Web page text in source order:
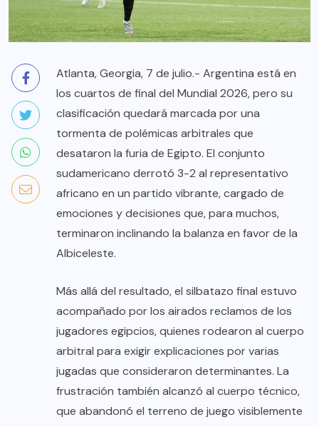
Atlanta, Georgia, 7 de julio.- Argentina está en
los cuartos de final del Mundial 2026, pero su
clasificación quedará marcada por una
tormenta de polémicas arbitrales que
desataron la furia de Egipto. El conjunto
sudamericano derrotó 3-2 al representativo
africano en un partido vibrante, cargado de
emociones y decisiones que, para muchos,
terminaron inclinando la balanza en favor de la
Albiceleste.
Más allá del resultado, el silbatazo final estuvo
acompañado por los airados reclamos de los
jugadores egipcios, quienes rodearon al cuerpo
arbitral para exigir explicaciones por varias
jugadas que consideraron determinantes. La
frustración también alcanzó al cuerpo técnico,
que abandonó el terreno de juego visiblemente